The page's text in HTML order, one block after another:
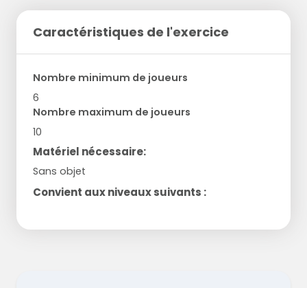
Caractéristiques de l'exercice
Nombre minimum de joueurs
6
Nombre maximum de joueurs
10
Matériel nécessaire:
Sans objet
Convient aux niveaux suivants :